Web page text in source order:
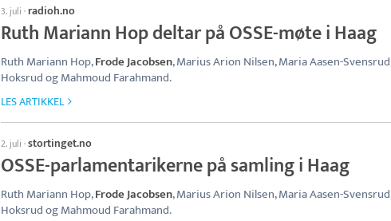
3. juli · radioh.no
Ruth Mariann Hop deltar på OSSE-møte i Haag
Ruth Mariann Hop,Frode Jacobsen, Marius Arion Nilsen, Maria Aasen-
Hoksrud og Mahmoud Farahmand.
LES ARTIKKEL
2. juli ·stortinget.no
OSSE-parlamentarikerne på samling i Haag
Ruth Mariann Hop,Frode Jacobsen, Marius Arion Nilsen, Maria Aasen-
Hoksrud og Mahmoud Farahmand.